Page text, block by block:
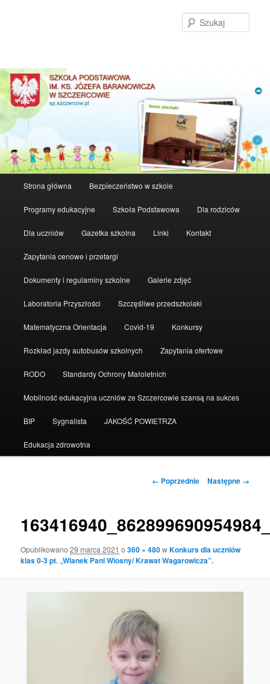
Przeskocz
do
tekstu
Strona główna Bezpieczeństwo w szkole
Programy edukacyjne Szkoła Podstawowa Dla rodziców
Dla uczniów Gazetka szkolna Linki Kontakt
Zapytania cenowe i przetargi
Dokumenty i regulaminy szkolne Galerie zdjęć
Laboratoria Przyszłości Szczęśliwe przedszkolaki
Matematyczna Orientacja Covid-19 Konkursy
Rozkład jazdy autobusów szkolnych Zapytania ofertowe
RODO Standardy Ochrony Małoletnich
Mobilność edukacyjna uczniów ze Szczercowie szansą na sukces
BIP Sygnalista JAKOŚĆ POWIETRZA
Edukacja zdrowotna
Nawigacja
← Poprzednie Następne →
Opublikowano29 marca 2021 o360 × 480wKonkurs dla uczniów
klas 0-3 pt. „Wianek Pani Wiosny/ Krawat Wagarowicza”.